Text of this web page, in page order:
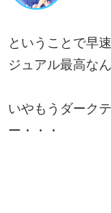
ということで早
ジュアル最高な
いやもうダーク
ー・・・